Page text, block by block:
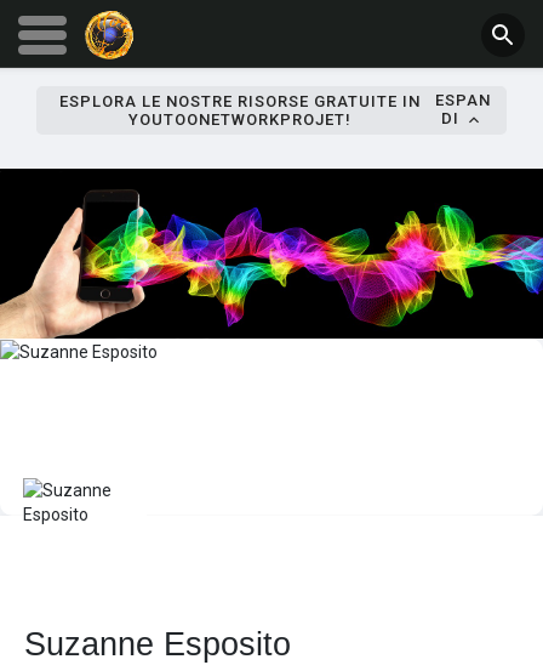
ESPLORA LE NOSTRE RISORSE GRATUITE IN
YOUTOONETWORKPROJET!
ESPAN
DI
Suzanne Esposito